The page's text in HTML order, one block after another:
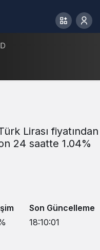
Lirası fiyatından
24 saatte 1.04%
Son Güncelleme
18:10:01